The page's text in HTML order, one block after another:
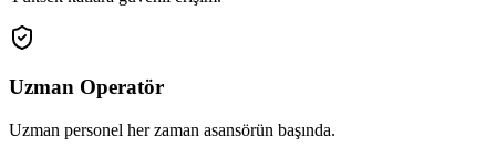
Uzman Operatör
Uzman personel her zaman asansörün başında.